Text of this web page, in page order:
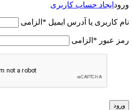
ورود ایجاد حساب کاربری
نام کاربری یا آدرس ایمیل * الزامی
رمز عبور * الزامی
ورود